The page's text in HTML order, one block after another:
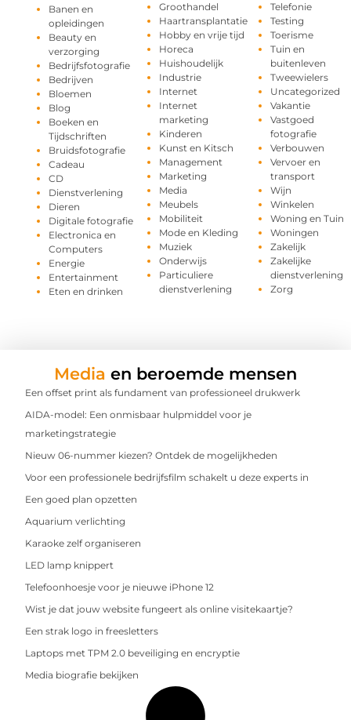
Banen en
opleidingen
Beauty en
verzorging
Bedrijfsfotografie
Bedrijven
Bloemen
Blog
Boeken en
Tijdschriften
Bruidsfotografie
Cadeau
CD
Dienstverlening
Dieren
Digitale fotografie
Electronica en
Computers
Energie
Entertainment
Eten en drinken
Groothandel
Haartransplantatie
Hobby en vrije tijd
Horeca
Huishoudelijk
Industrie
Internet
Internet
marketing
Kinderen
Kunst en Kitsch
Management
Marketing
Media
Meubels
Mobiliteit
Mode en Kleding
Muziek
Onderwijs
Particuliere
dienstverlening
Telefonie
Testing
Toerisme
Tuin en
buitenleven
Tweewielers
Uncategorized
Vakantie
Vastgoed
fotografie
Verbouwen
Vervoer en
transport
Wijn
Winkelen
Woning en Tuin
Woningen
Zakelijk
Zakelijke
dienstverlening
Zorg
Media en beroemde mensen
Een offset print als fundament van professioneel drukwerk
AIDA-model: Een onmisbaar hulpmiddel voor je
marketingstrategie
Nieuw 06-nummer kiezen? Ontdek de mogelijkheden
Voor een professionele bedrijfsfilm schakelt u deze experts in
Een goed plan opzetten
Aquarium verlichting
Karaoke zelf organiseren
LED lamp knippert
Telefoonhoesje voor je nieuwe iPhone 12
Wist je dat jouw website fungeert als online visitekaartje?
Een strak logo in freesletters
Laptops met TPM 2.0 beveiliging en encryptie
Media biografie bekijken